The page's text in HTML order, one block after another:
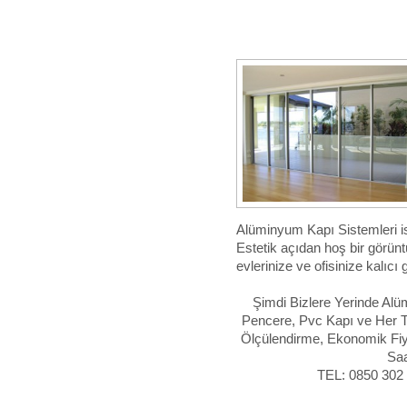
Alüminyum Kapı Sistemleri
Estetik açıdan hoş bir
evlerinize ve ofisinize kalıcı
Şimdi Bizlere Yerinde
Pencere, Pvc Kapı ve Her
Ölçülendirme, Ekonomik
TEL: 0850